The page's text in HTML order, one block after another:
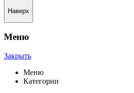
Наверх
Меню
Закрыть
Меню
Категории